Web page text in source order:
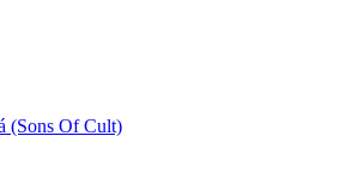
(Sons Of Cult)